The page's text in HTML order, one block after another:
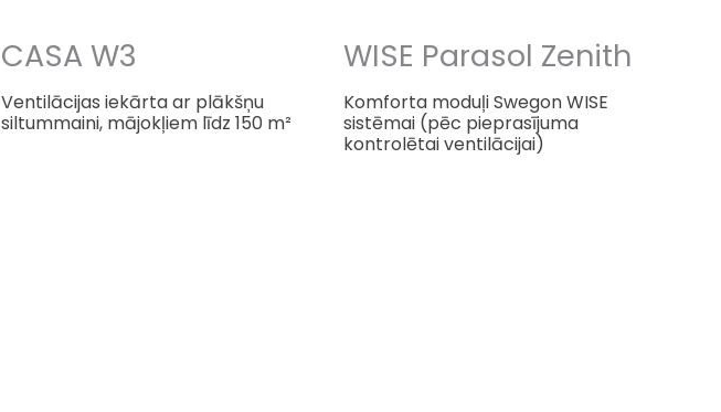
CASA W3
Ventilācijas iekārta ar plākšņu
siltummaini, mājokļiem līdz 150 m²
WISE Parasol Zenith
Komforta moduļi Swegon WISE
sistēmai (pēc pieprasījuma
kontrolētai ventilācijai)